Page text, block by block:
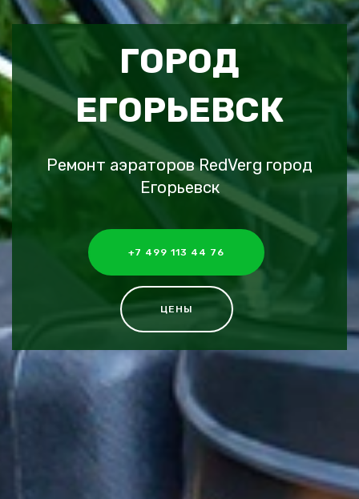
ГОРОД
ЕГОРЬЕВСК
Ремонт аэраторов RedVerg город
Егорьевск
+7 499 113 44 76
ЦЕНЫ